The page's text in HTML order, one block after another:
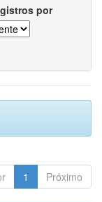
por
1 Próximo